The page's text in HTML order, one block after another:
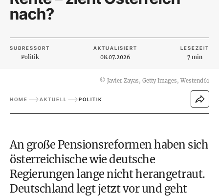
nach?
SUBRESSORT
Politik
AKTUALISIERT
08.07.2026
LESEZEIT
7 min
© Javier Zayas, Getty Images, Westend61
HOME AKTUELL POLITIK
An große Pensionsreformen haben sich
österreichische wie deutsche
Regierungen lange nicht herangetraut.
Deutschland legt jetzt vor und geht